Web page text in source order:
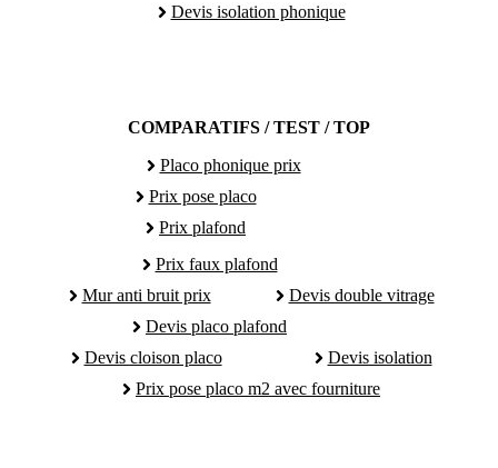
Devis isolation phonique
COMPARATIFS / TEST / TOP
Placo phonique prix
Prix pose placo
Prix plafond
Prix faux plafond
Mur anti bruit prix
Devis double vitrage
Devis placo plafond
Devis cloison placo
Devis isolation
Prix pose placo m2 avec fourniture